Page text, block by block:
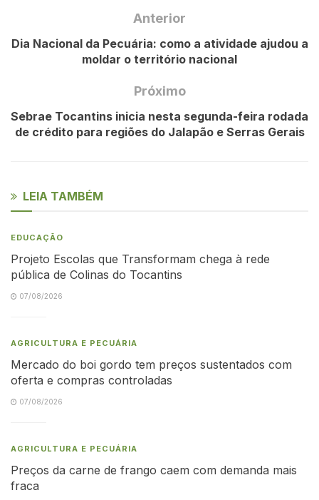
Anterior
Dia Nacional da Pecuária: como a atividade ajudou a
moldar o território nacional
Próximo
Sebrae Tocantins inicia nesta segunda-feira rodada
de crédito para regiões do Jalapão e Serras Gerais
LEIA TAMBÉM
EDUCAÇÃO
Projeto Escolas que Transformam chega à rede
pública de Colinas do Tocantins
07/08/2026
AGRICULTURA E PECUÁRIA
Mercado do boi gordo tem preços sustentados com
oferta e compras controladas
07/08/2026
AGRICULTURA E PECUÁRIA
Preços da carne de frango caem com demanda mais
fraca